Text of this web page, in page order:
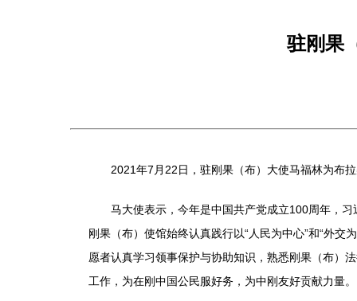
驻刚果
2021年7月22日，驻刚果（布）大使马福林为布拉
马大使表示，今年是中国共产党成立100周年，习
刚果（布）使馆始终认真践行以“人民为中心”和“外
愿者认真学习领事保护与协助知识，熟悉刚果（布）
工作，为在刚中国公民服好务，为中刚友好贡献力量。